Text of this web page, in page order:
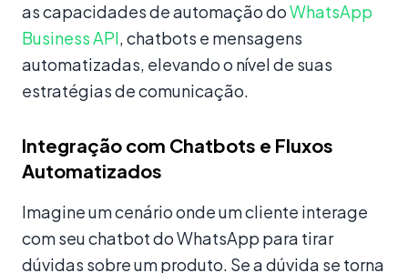
as capacidades de automação doWhatsApp
Business API, chatbots e mensagens
automatizadas, elevando o nível de suas
estratégias de comunicação.
Integração com Chatbots e Fluxos
Automatizados
Imagine um cenário onde um cliente interage
com seu chatbot do WhatsApp para tirar
dúvidas sobre um produto. Se a dúvida se torna